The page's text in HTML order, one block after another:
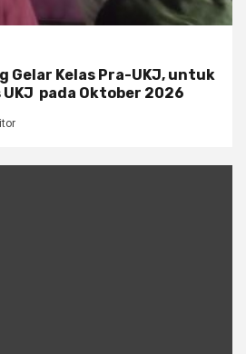
Gelar Kelas Pra-UKJ, untuk
pada Oktober 2026